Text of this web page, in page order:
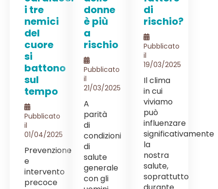
i tre
nemici
del
cuore
si
battono
sul
tempo
Pubblicato
il
01/04/2025
Prevenzione
e
intervento
precoce
donne
è più
a
rischio
Pubblicato
il
21/03/2025
A
parità
di
condizioni
di
salute
generale
con gli
di
rischio?
Pubblicato
il
19/03/2025
Il clima
in cui
viviamo
può
influenzare
significativamente
la
nostra
salute,
soprattutto